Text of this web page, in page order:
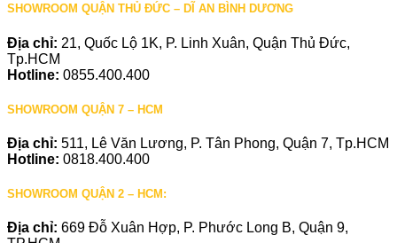
SHOWROOM QUẬN THỦ ĐỨC – DĨ AN BÌNH DƯƠNG
Địa chỉ: 21, Quốc Lộ 1K, P. Linh Xuân, Quận Thủ Đức,
Tp.HCM
Hotline: 0855.400.400
SHOWROOM QUẬN 7 – HCM
Địa chỉ: 511, Lê Văn Lương, P. Tân Phong, Quận 7, Tp.HCM
Hotline: 0818.400.400
SHOWROOM QUẬN 2 – HCM:
Địa chỉ: 669 Đỗ Xuân Hợp, P. Phước Long B, Quận 9,